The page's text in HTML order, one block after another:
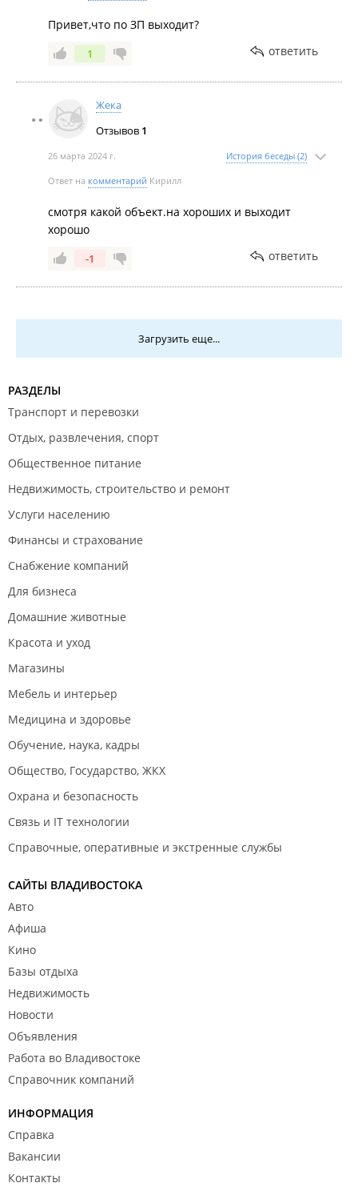
Привет,что по ЗП выходит?
1 ответить
Жека
Отзывов 1
26 марта 2024 г. История беседы (2)
Ответ на комментарий Кирилл
смотря какой объект.на хороших и выходит
хорошо
-1 ответить
Загрузить еще...
РАЗДЕЛЫ
Транспорт и перевозки
Отдых, развлечения, спорт
Общественное питание
Недвижимость, строительство и ремонт
Услуги населению
Финансы и страхование
Снабжение компаний
Для бизнеса
Домашние животные
Красота и уход
Магазины
Мебель и интерьер
Медицина и здоровье
Обучение, наука, кадры
Общество, Государство, ЖКХ
Охрана и безопасность
Связь и IT технологии
Справочные, оперативные и экстренные службы
САЙТЫ ВЛАДИВОСТОКА
Авто
Афиша
Кино
Базы отдыха
Недвижимость
Новости
Объявления
Работа во Владивостоке
Справочник компаний
ИНФОРМАЦИЯ
Справка
Вакансии
Контакты